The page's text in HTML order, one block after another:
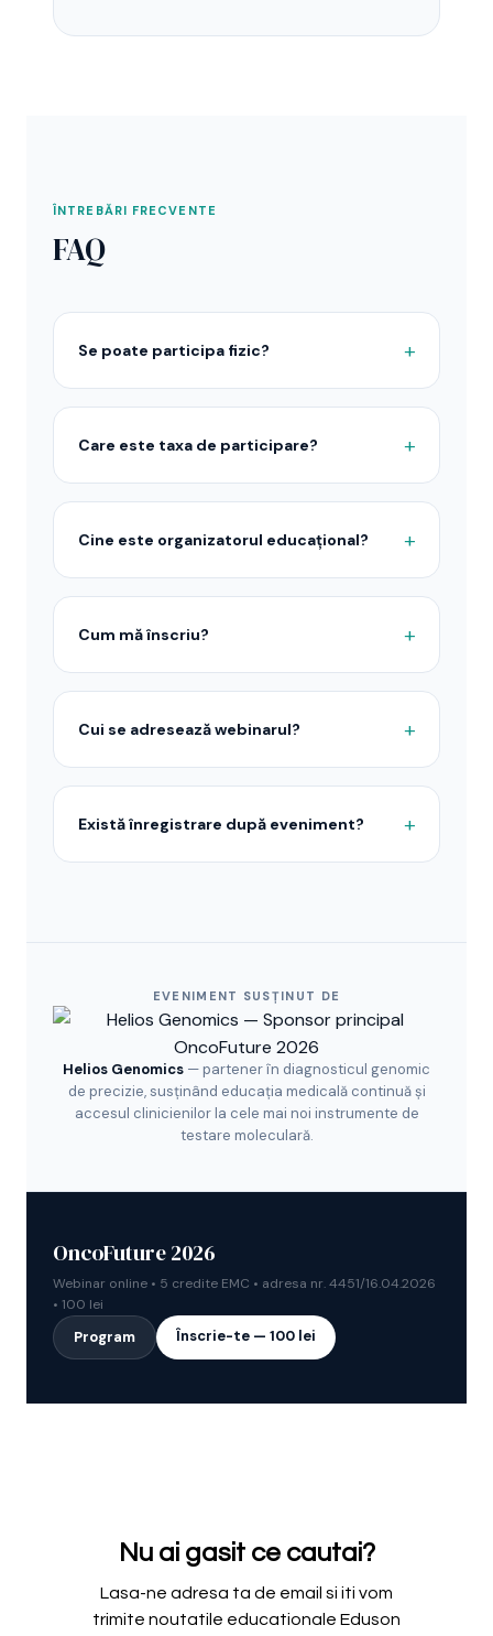
ÎNTREBĂRI FRECVENTE
FAQ
Se poate participa fizic?
Care este taxa de participare?
Cine este organizatorul educațional?
Cum mă înscriu?
Cui se adresează webinarul?
Există înregistrare după eveniment?
EVENIMENT SUSȚINUT DE
Helios Genomics — partener în diagnosticul genomic
de precizie, susținând educația medicală continuă și
accesul clinicienilor la cele mai noi instrumente de
testare moleculară.
OncoFuture 2026
Webinar online • 5 credite EMC • adresa nr. 4451/16.04.2026
• 100 lei
Program Înscrie-te — 100 lei
Nu ai gasit ce cautai?
Lasa-ne adresa ta de email si iti vom
trimite noutatile educationale Eduson